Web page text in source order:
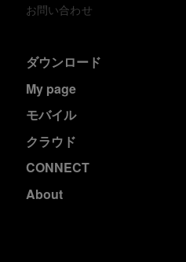
お問い合わせ
ダウンロード
My page
モバイル
クラウド
CONNECT
About